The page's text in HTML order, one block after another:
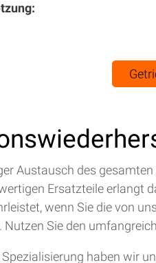
Austausch des
Ersatzteile erlangt
wenn Sie die von
Sie den
haben wir